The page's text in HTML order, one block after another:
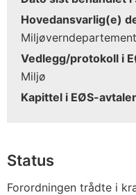
Hovedansvarlig(e)
Vedlegg/protokoll i
Miljø
Kapittel i EØS-
Status
Forordningen trådte i